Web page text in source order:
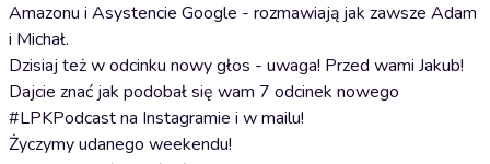
Amazonu i Asystencie Google - rozmawiają jak zawsze Adam
i Michał.
Dzisiaj też w odcinku nowy głos - uwaga! Przed wami Jakub!
Dajcie znać jak podobał się wam 7 odcinek nowego
#LPKPodcast na Instagramie i w mailu!
Życzymy udanego weekendu!